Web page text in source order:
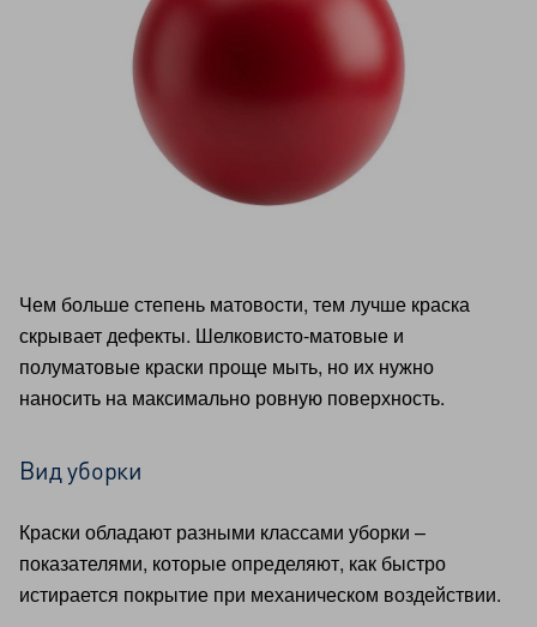
Чем больше степень матовости, тем лучше краска
скрывает дефекты. Шелковисто-матовые и
полуматовые краски проще мыть, но их нужно
наносить на максимально ровную поверхность.
Вид уборки
Краски обладают разными классами уборки –
показателями, которые определяют, как быстро
истирается покрытие при механическом воздействии.